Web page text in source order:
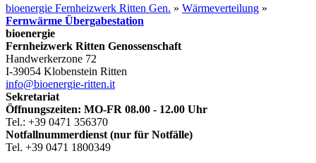
bioenergie Fernheizwerk Ritten Gen. » Wärmeverteilung »
Fernwärme Übergabestation
bioenergie
Fernheizwerk Ritten Genossenschaft
Handwerkerzone 72
I-39054 Klobenstein Ritten
info@bioenergie-ritten.it
Sekretariat
Öffnungszeiten: MO-FR 08.00 - 12.00 Uhr
Tel.: +39 0471 356370
Notfallnummerdienst (nur für Notfälle)
Tel. +39 0471 1800349